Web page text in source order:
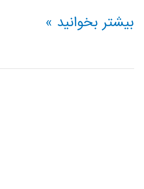
راهنمای
مقاله
بیشتر بخوانید »